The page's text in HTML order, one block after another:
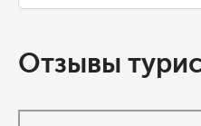
Отзывы